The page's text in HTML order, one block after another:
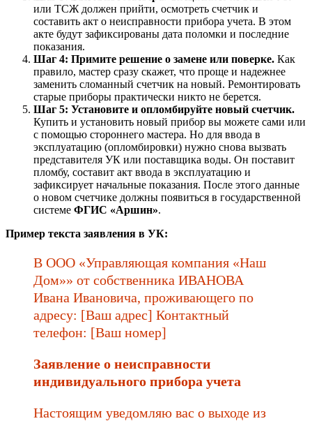
или ТСЖ должен прийти, осмотреть счетчик и
составить акт о неисправности прибора учета. В этом
акте будут зафиксированы дата поломки и последние
показания.
Шаг 4: Примите решение о замене или поверке. Как
правило, мастер сразу скажет, что проще и надежнее
заменить сломанный счетчик на новый. Ремонтировать
старые приборы практически никто не берется.
Шаг 5: Установите и опломбируйте новый счетчик.
Купить и установить новый прибор вы можете сами или
с помощью стороннего мастера. Но для ввода в
эксплуатацию (опломбировки) нужно снова вызвать
представителя УК или поставщика воды. Он поставит
пломбу, составит акт ввода в эксплуатацию и
зафиксирует начальные показания. После этого данные
о новом счетчике должны появиться в государственной
системе ФГИС «Аршин».
Пример текста заявления в УК:
В ООО «Управляющая компания «Наш
Дом»» от собственника ИВАНОВА
Ивана Ивановича, проживающего по
адресу: [Ваш адрес] Контактный
телефон: [Ваш номер]
Заявление о неисправности
индивидуального прибора учета
Настоящим уведомляю вас о выходе из